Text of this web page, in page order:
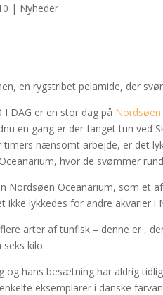
| Nyheder
en rygstribet pelamide, der
I DAG er en stor dag på
en gang er der fanget tun ved
timers nænsomt arbejde, er det
hvor de svømmer
Nordsøen Oceanarium, som et
ikke lykkedes for andre akvarier i
arter af tunfisk – denne er ,
kilo.
og hans besætning har aldrig
eksemplarer i danske